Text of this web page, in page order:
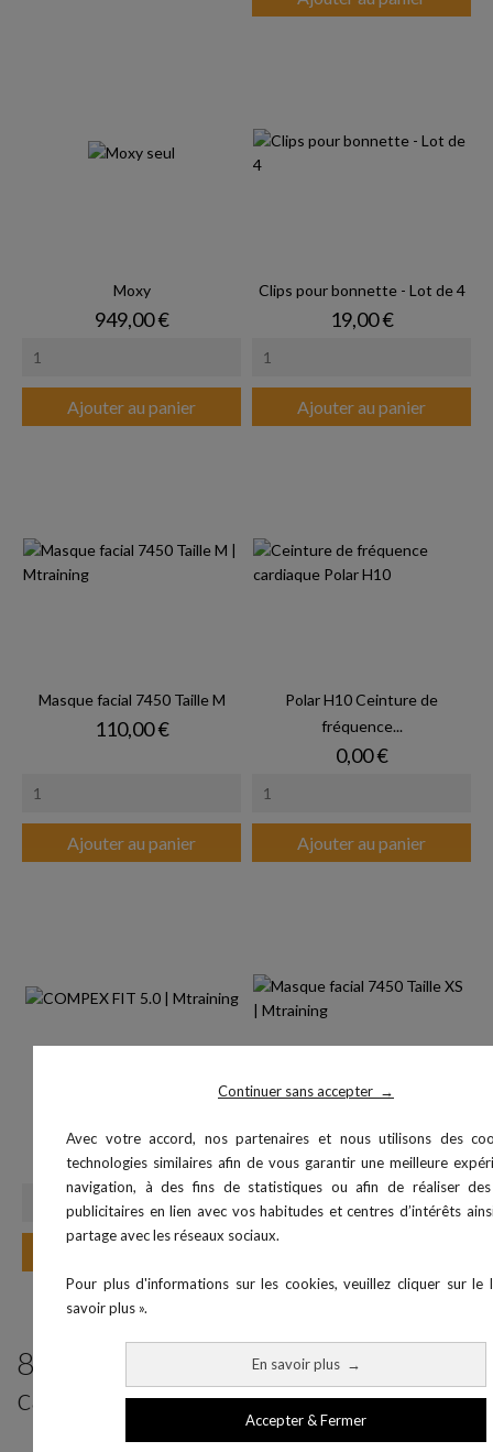
Continuer sans accepter →
Avec votre accord, nos partenaires et nous utilisons des
technologies similaires afin de vous garantir une meilleure
navigation, à des fins de statistiques ou afin de réaliser
publicitaires en lien avec vos habitudes et centres d’intérêts
partage avec les réseaux sociaux.
Pour plus d'informations sur les cookies, veuillez cliquer sur le
savoir plus ».
En savoir plus →
Accepter & Fermer
Moxy
Prix
949,00 €
Ajouter au panier
Clips pour bonnette - Lot de 4
Prix
19,00 €
Ajouter au panier
Masque facial 7450 Taille M
Prix
110,00 €
Ajouter au panier
Polar H10 Ceinture de
fréquence...
Prix
0,00 €
Ajouter au panier
COMPEX FIT 5.0
Prix
649,99 €
Masque facial 7450 Taille XS
Prix
110,00 €
8 produits parmi ceux de la même
catégorie :